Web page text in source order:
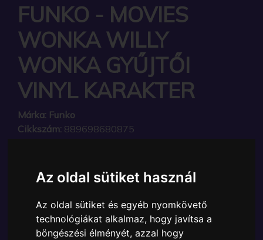
Az oldal sütiket használ
Az oldal sütiket és egyéb nyomkövető
technológiákat alkalmaz, hogy javítsa a
böngészési élményét, azzal hogy
FUNKO - MOVIES
WONKA WILLY
WONKA GYŰJTŐI
VINYL KARAKTER
Márka: Funko
Cikkszám: 889698680875
A Funko POP - Movies egyik népszerű terméke a
karakter, amely ablakos csomagolásban azaz - POP
In a Box - várja új gazdáját.